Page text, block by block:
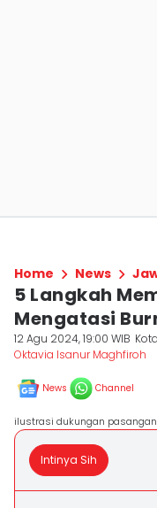
Home News
5 Langkah
Mengatasi
12 Agu 2024, 19:00 WIB
Oktavia Isanur Maghfiroh
News Channel
ilustrasi dukungan pasangan
Intinya Sih